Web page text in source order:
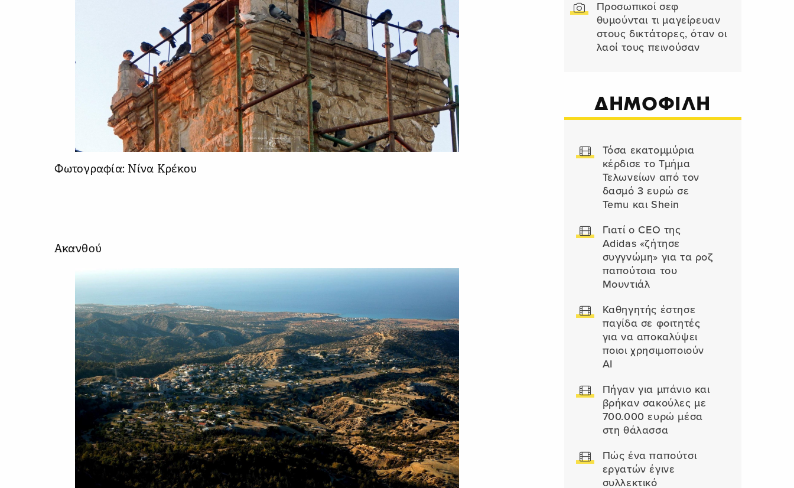
Φωτογραφία: Νίνα Κρέκου
Ακανθού
Προσωπικοί σεφ
θυμούνται τι μαγείρευαν
στους δικτάτορες, όταν οι
λαοί τους πεινούσαν
ΔΗΜΟΦΙΛΗ
Τόσα εκατομμύρια
κέρδισε το Τμήμα
Τελωνείων από τον
δασμό 3 ευρώ σε
Temu και Shein
Γιατί ο CEO της
Adidas «ζήτησε
συγγνώμη» για τα ροζ
παπούτσια του
Μουντιάλ
Καθηγητής έστησε
παγίδα σε φοιτητές
για να αποκαλύψει
ποιοι χρησιμοποιούν
AI
Πήγαν για μπάνιο και
βρήκαν σακούλες με
700.000 ευρώ μέσα
στη θάλασσα
Πώς ένα παπούτσι
εργατών έγινε
συλλεκτικό